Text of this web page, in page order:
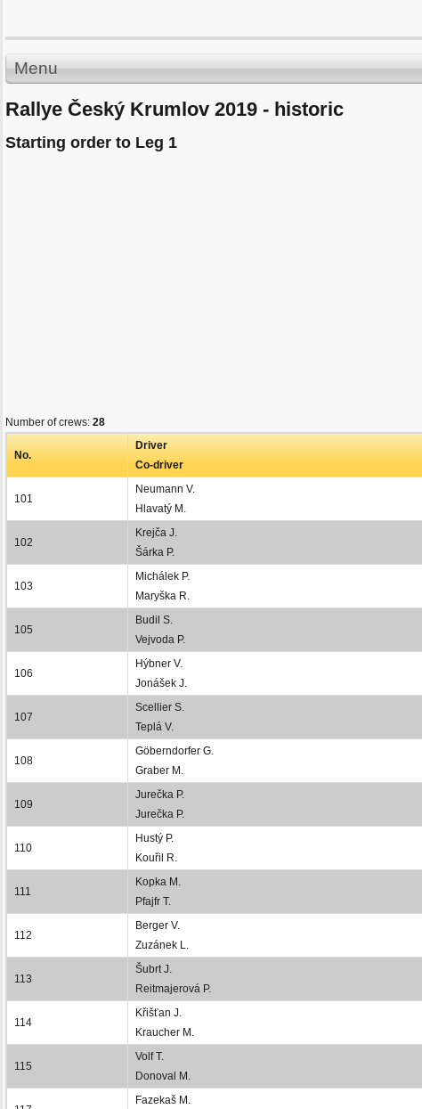
Menu
Rallye Český Krumlov 2019 - historic
Starting order to Leg 1
Number of crews: 28
No.
Driver
Co-driver
101
Neumann V.
Hlavatý M.
102
Krejča J.
Šárka P.
103
Michálek P.
Maryška R.
105
Budil S.
Vejvoda P.
106
Hýbner V.
Jonášek J.
107
Scellier S.
Teplá V.
108
Göberndorfer G.
Graber M.
109
Jurečka P.
Jurečka P.
110
Hustý P.
Kouřil R.
111
Kopka M.
Pfajfr T.
112
Berger V.
Zuzánek L.
113
Šubrt J.
Reitmajerová P.
114
Křišťan J.
Kraucher M.
115
Volf T.
Donoval M.
Fazekaš M.